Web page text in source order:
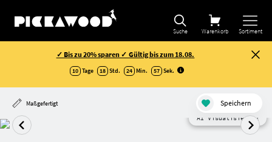
Suche Warenkorb Sortiment
✓ Bis zu 20% sparen ✓ Gültig bis zum 18.08.
10 Tage 18 Std. 24 Min. 56 Sek.
Maßgefertigt Speichern
AI Visualisierung